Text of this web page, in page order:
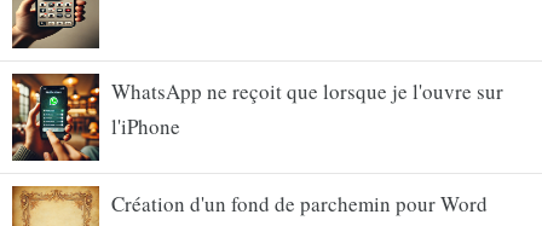
WhatsApp ne reçoit que lorsque je l'ouvre sur
l'iPhone
Création d'un fond de parchemin pour Word